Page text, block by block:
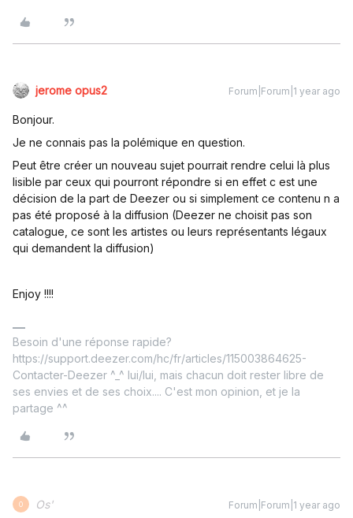
jerome opus2 Forum|Forum|1 year ago
Bonjour.
Je ne connais pas la polémique en question.
Peut être créer un nouveau sujet pourrait rendre celui là plus
lisible par ceux qui pourront répondre si en effet c est une
décision de la part de Deezer ou si simplement ce contenu n a
pas été proposé à la diffusion (Deezer ne choisit pas son
catalogue, ce sont les artistes ou leurs représentants légaux
qui demandent la diffusion)
Enjoy !!!!
Besoin d'une réponse rapide?
https://support.deezer.com/hc/fr/articles/115003864625-
Contacter-Deezer ^_^ lui/lui, mais chacun doit rester libre de
ses envies et de ses choix.... C'est mon opinion, et je la
partage ^^
O Os' Forum|Forum|1 year ago